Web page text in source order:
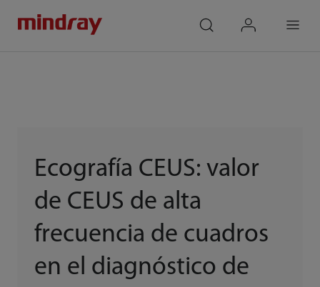
Ecografía CEUS: valor
de CEUS de alta
frecuencia de cuadros
en el diagnóstico de